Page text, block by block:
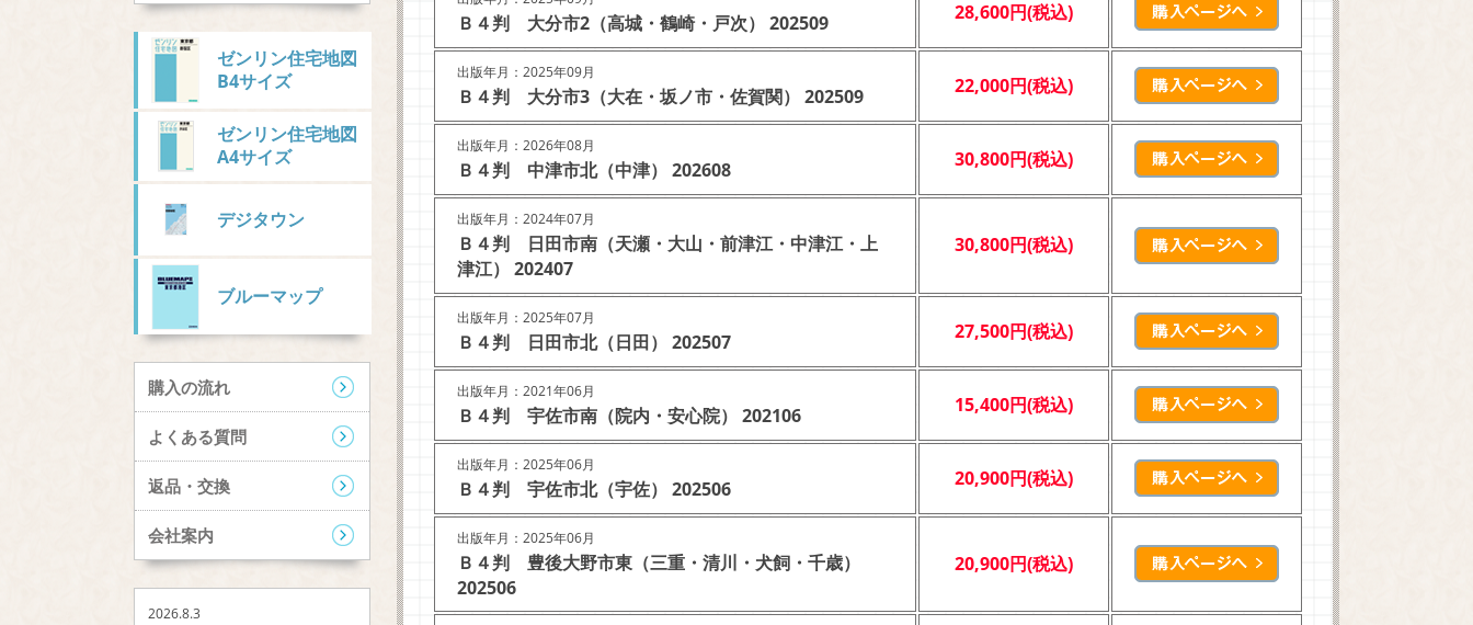
ゼンリン住宅地図
B4サイズ
ゼンリン住宅地図
A4サイズ
デジタウン
ブルーマップ
購入の流れ
よくある質問
返品・交換
会社案内
2026.8.3
Ｂ４判 大分市2（高城・鶴崎・戸次） 202509 28,600円(税込)
出版年月：2025年09月
Ｂ４判 大分市3（大在・坂ノ市・佐賀関） 202509 22,000円(税込)
出版年月：2026年08月
Ｂ４判 中津市北（中津） 202608 30,800円(税込)
出版年月：2024年07月
Ｂ４判 日田市南（天瀬・大山・前津江・中津江・上
津江） 202407
30,800円(税込)
出版年月：2025年07月
Ｂ４判 日田市北（日田） 202507 27,500円(税込)
出版年月：2021年06月
Ｂ４判 宇佐市南（院内・安心院） 202106 15,400円(税込)
出版年月：2025年06月
Ｂ４判 宇佐市北（宇佐） 202506 20,900円(税込)
出版年月：2025年06月
Ｂ４判 豊後大野市東（三重・清川・犬飼・千歳）
202506
20,900円(税込)